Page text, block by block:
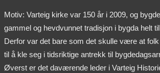
Motiv: Varteig kirke var 150 år i 2009, og
gammel og hevdvunnet tradisjon i bygda helt
Derfor var det bare som det skulle være at
til å kle seg i tidsriktige antrekk til
Øverst er det daværende leder i Varteig